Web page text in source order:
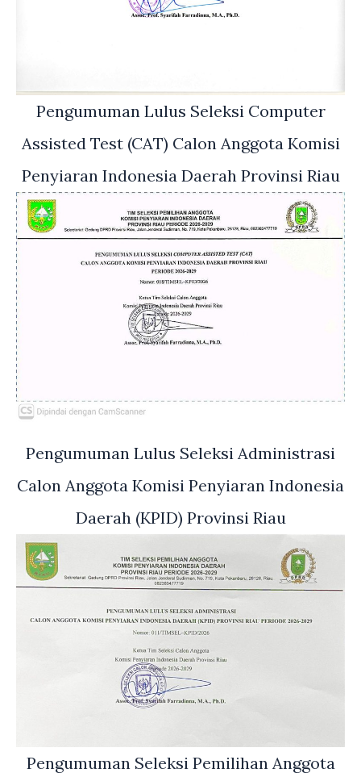
Pengumuman Lulus Seleksi Computer
Assisted Test (CAT) Calon Anggota Komisi
Penyiaran Indonesia Daerah Provinsi Riau
Pengumuman Lulus Seleksi Administrasi
Calon Anggota Komisi Penyiaran Indonesia
Daerah (KPID) Provinsi Riau
Pengumuman Seleksi Pemilihan Anggota